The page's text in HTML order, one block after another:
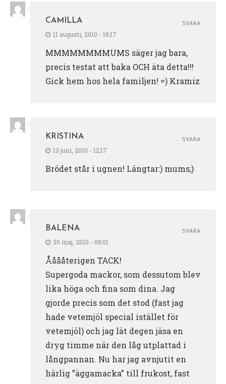
CAMILLA
11 augusti, 2010 - 18:17
MMMMMMMMUMS säger jag bara,
precis testat att baka OCH äta detta!!!
Gick hem hos hela familjen! =) Kramiz
SVARA
KRISTINA
13 juni, 2010 - 12:17
Brödet står i ugnen! Längtar:) mums;)
SVARA
BALENA
30 maj, 2010 - 08:01
Ååååterigen TACK!
Supergoda mackor, som dessutom blev
lika höga och fina som dina. Jag
gjorde precis som det stod (fast jag
hade vetemjöl special istället för
vetemjöl) och jag lät degen jäsa en
dryg timme när den låg utplattad i
långpannan. Nu har jag avnjutit en
härlig ”äggamacka” till frukost, fast
SVARA